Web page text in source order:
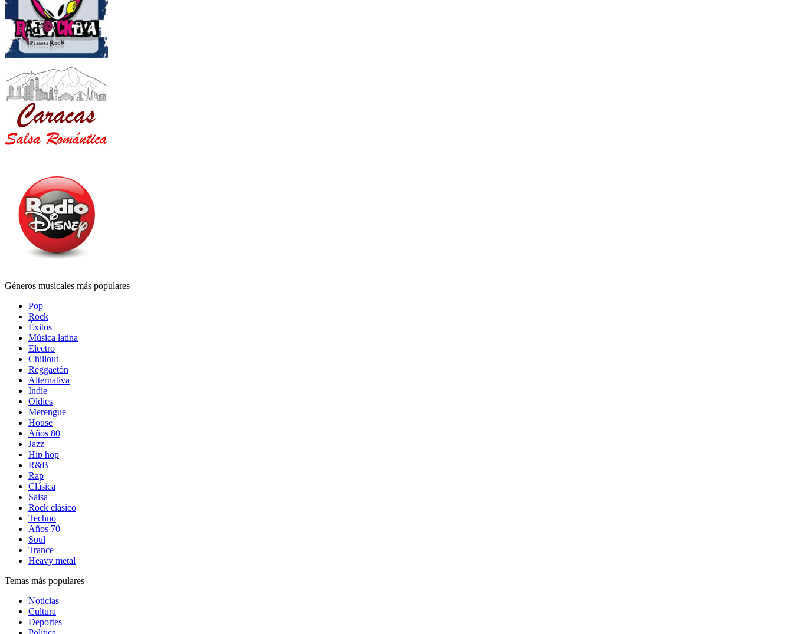
Géneros musicales más populares
Pop
Rock
Éxitos
Música latina
Electro
Chillout
Reggaetón
Alternativa
Indie
Oldies
Merengue
House
Años 80
Jazz
Hip hop
R&B
Rap
Clásica
Salsa
Rock clásico
Techno
Años 70
Soul
Trance
Heavy metal
Temas más populares
Noticias
Cultura
Deportes